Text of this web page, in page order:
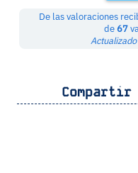
De las valoraciones
de 67
Compartir